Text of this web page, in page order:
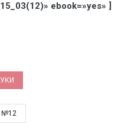
ebook=»yes» ]
№12